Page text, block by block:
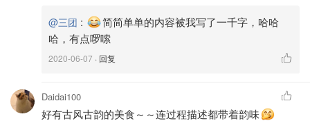
@三团 :
简简单单的内容被我写了一千字，哈哈
哈，有点啰嗦
2020-06-07 · 回复
Daidai100
好有古风古韵的美食～～连过程描述都带着韵味